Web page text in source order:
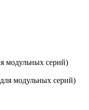
модульных серий)
модульных серий)